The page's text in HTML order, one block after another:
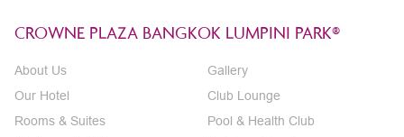
CROWNE PLAZA BANGKOK LUMPINI PARK®
About Us
Our Hotel
Rooms & Suites
Gallery
Club Lounge
Pool & Health Club